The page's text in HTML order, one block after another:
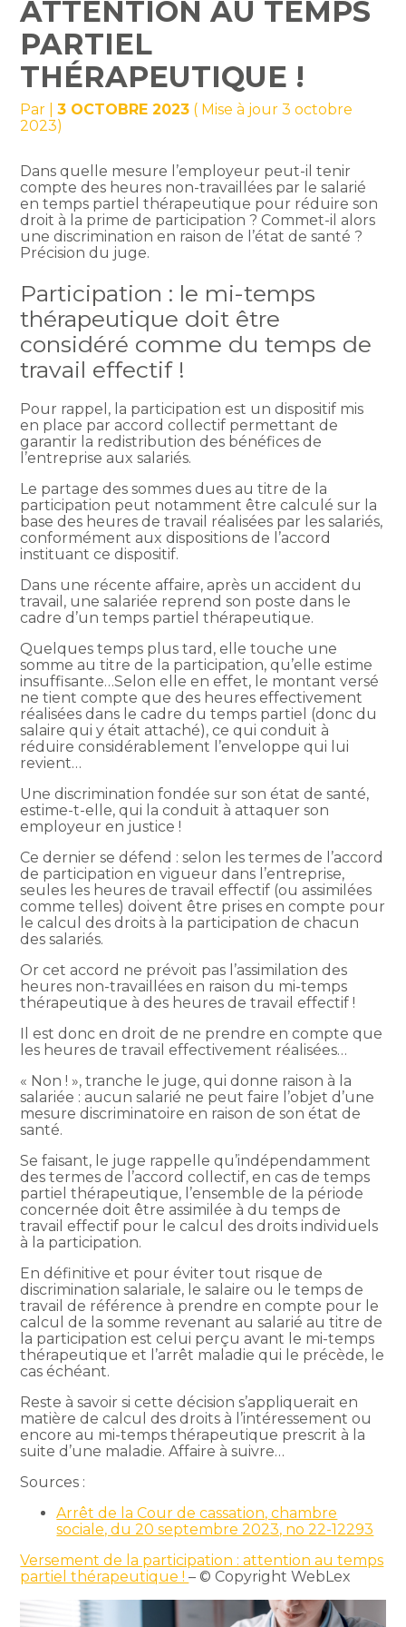
ATTENTION AU TEMPS
PARTIEL
THÉRAPEUTIQUE !
Par |3 OCTOBRE 2023 ( Mise à jour 3 octobre
2023)
Dans quelle mesure l’employeur peut-il tenir
compte des heures non-travaillées par le salarié
en temps partiel thérapeutique pour réduire son
droit à la prime de participation ? Commet-il alors
une discrimination en raison de l’état de santé ?
Précision du juge.
Participation : le mi-temps
thérapeutique doit être
considéré comme du temps de
travail effectif !
Pour rappel, la participation est un dispositif mis
en place par accord collectif permettant de
garantir la redistribution des bénéfices de
l’entreprise aux salariés.
Le partage des sommes dues au titre de la
participation peut notamment être calculé sur la
base des heures de travail réalisées par les salariés,
conformément aux dispositions de l’accord
instituant ce dispositif.
Dans une récente affaire, après un accident du
travail, une salariée reprend son poste dans le
cadre d’un temps partiel thérapeutique.
Quelques temps plus tard, elle touche une
somme au titre de la participation, qu’elle estime
insuffisante…Selon elle en effet, le montant versé
ne tient compte que des heures effectivement
réalisées dans le cadre du temps partiel (donc du
salaire qui y était attaché), ce qui conduit à
réduire considérablement l’enveloppe qui lui
revient…
Une discrimination fondée sur son état de santé,
estime-t-elle, qui la conduit à attaquer son
employeur en justice !
Ce dernier se défend : selon les termes de l’accord
de participation en vigueur dans l’entreprise,
seules les heures de travail effectif (ou assimilées
comme telles) doivent être prises en compte pour
le calcul des droits à la participation de chacun
des salariés.
Or cet accord ne prévoit pas l’assimilation des
heures non-travaillées en raison du mi-temps
thérapeutique à des heures de travail effectif !
Il est donc en droit de ne prendre en compte que
les heures de travail effectivement réalisées…
« Non ! », tranche le juge, qui donne raison à la
salariée : aucun salarié ne peut faire l’objet d’une
mesure discriminatoire en raison de son état de
santé.
Se faisant, le juge rappelle qu’indépendamment
des termes de l’accord collectif, en cas de temps
partiel thérapeutique, l’ensemble de la période
concernée doit être assimilée à du temps de
travail effectif pour le calcul des droits individuels
à la participation.
En définitive et pour éviter tout risque de
discrimination salariale, le salaire ou le temps de
travail de référence à prendre en compte pour le
calcul de la somme revenant au salarié au titre de
la participation est celui perçu avant le mi-temps
thérapeutique et l’arrêt maladie qui le précède, le
cas échéant.
Reste à savoir si cette décision s’appliquerait en
matière de calcul des droits à l’intéressement ou
encore au mi-temps thérapeutique prescrit à la
suite d’une maladie. Affaire à suivre…
Sources :
Arrêt de la Cour de cassation, chambre
sociale, du 20 septembre 2023, no 22-12293
Versement de la participation : attention au temps
partiel thérapeutique !– © Copyright WebLex